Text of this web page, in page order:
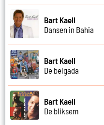
Bart Kaell
Dansen in Bahia
Bart Kaell
De belgada
Bart Kaell
De bliksem